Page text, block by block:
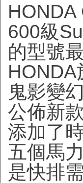
600級
的型號
鬼影變
公佈新
添加了
五個馬
是快排